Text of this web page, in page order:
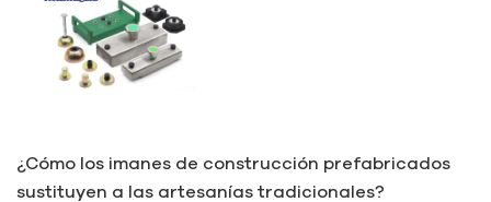
¿Cómo los imanes de construcción prefabricados
sustituyen a las artesanías tradicionales?